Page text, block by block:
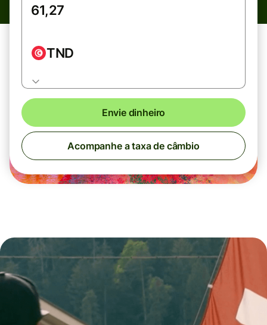
TND
Envie dinheiro
Acompanhe a taxa de câmbio